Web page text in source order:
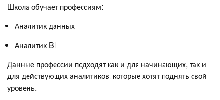
Школа обучает профессиям:
Аналитик данных
Аналитик BI
Данные профессии подходят как и для начинающих, так и
для действующих аналитиков, которые хотят поднять свой
уровень.